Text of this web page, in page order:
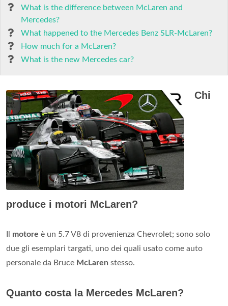
What is the difference between McLaren and
Mercedes?
What happened to the Mercedes Benz SLR-McLaren?
How much for a McLaren?
What is the new Mercedes car?
Chi
produce i motori McLaren?
motore è un 5.7 V8 di provenienza Chevrolet; sono solo
due gli esemplari targati, uno dei quali usato come auto
personale da Bruce McLaren stesso.
Quanto costa la Mercedes McLaren?